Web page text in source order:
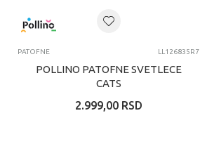
PATOFNE LL126835R7
POLLINO PATOFNE SVETLECE
CATS
2.999,00 RSD